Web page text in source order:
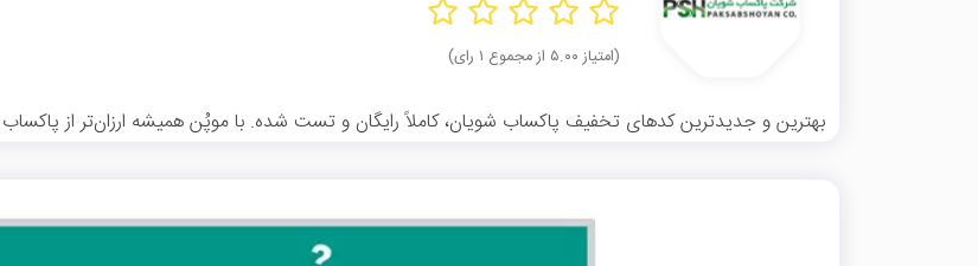
(امتیاز ۵.۰۰ از مجموع ۱ رای)
بهترین و جدیدترین کدهای تخفیف پاکساب شویان، کاملاً رایگان و تست شده. با موپُن همیشه ارزان‌تر از